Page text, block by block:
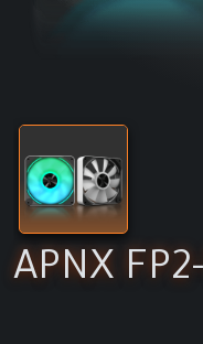
APNX